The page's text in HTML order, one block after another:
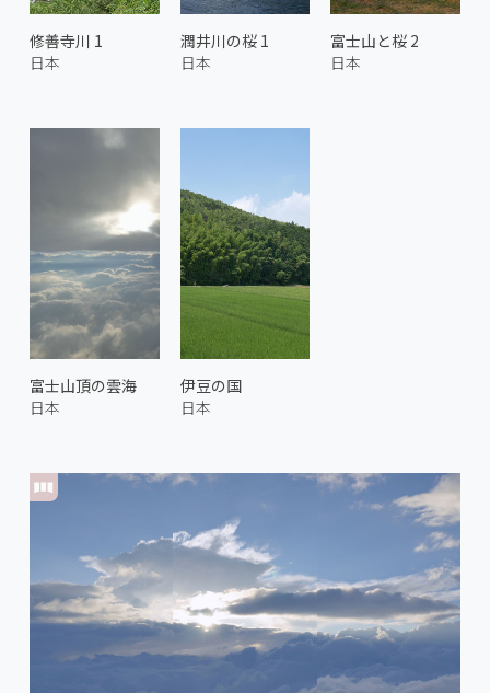
修善寺川 1
日本
潤井川の桜 1
日本
富士山と桜 2
日本
富士山頂の雲海
日本
伊豆の国
日本